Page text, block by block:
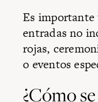
Es importante
entradas no
rojas,
o eventos
¿Cómo